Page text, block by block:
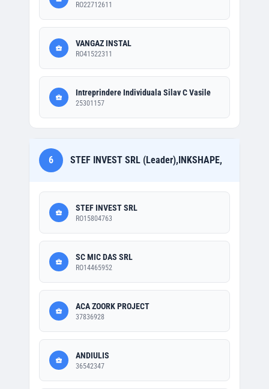
RO22712611
VANGAZ INSTAL
RO41522311
Intreprindere Individuala Silav C Vasile
25301157
6 STEF INVEST SRL (Leader),INKSHAPE,
STEF INVEST SRL
RO15804763
SC MIC DAS SRL
RO14465952
ACA ZOORK PROJECT
37836928
ANDIULIS
36542347